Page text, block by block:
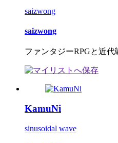
saizwong
saizwong
ファンタジーRPGと近
KamuNi
sinusoidal wave